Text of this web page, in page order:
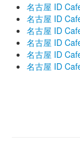
名古屋 ID
名古屋 ID
名古屋 ID
名古屋 ID
名古屋 ID
名古屋 ID